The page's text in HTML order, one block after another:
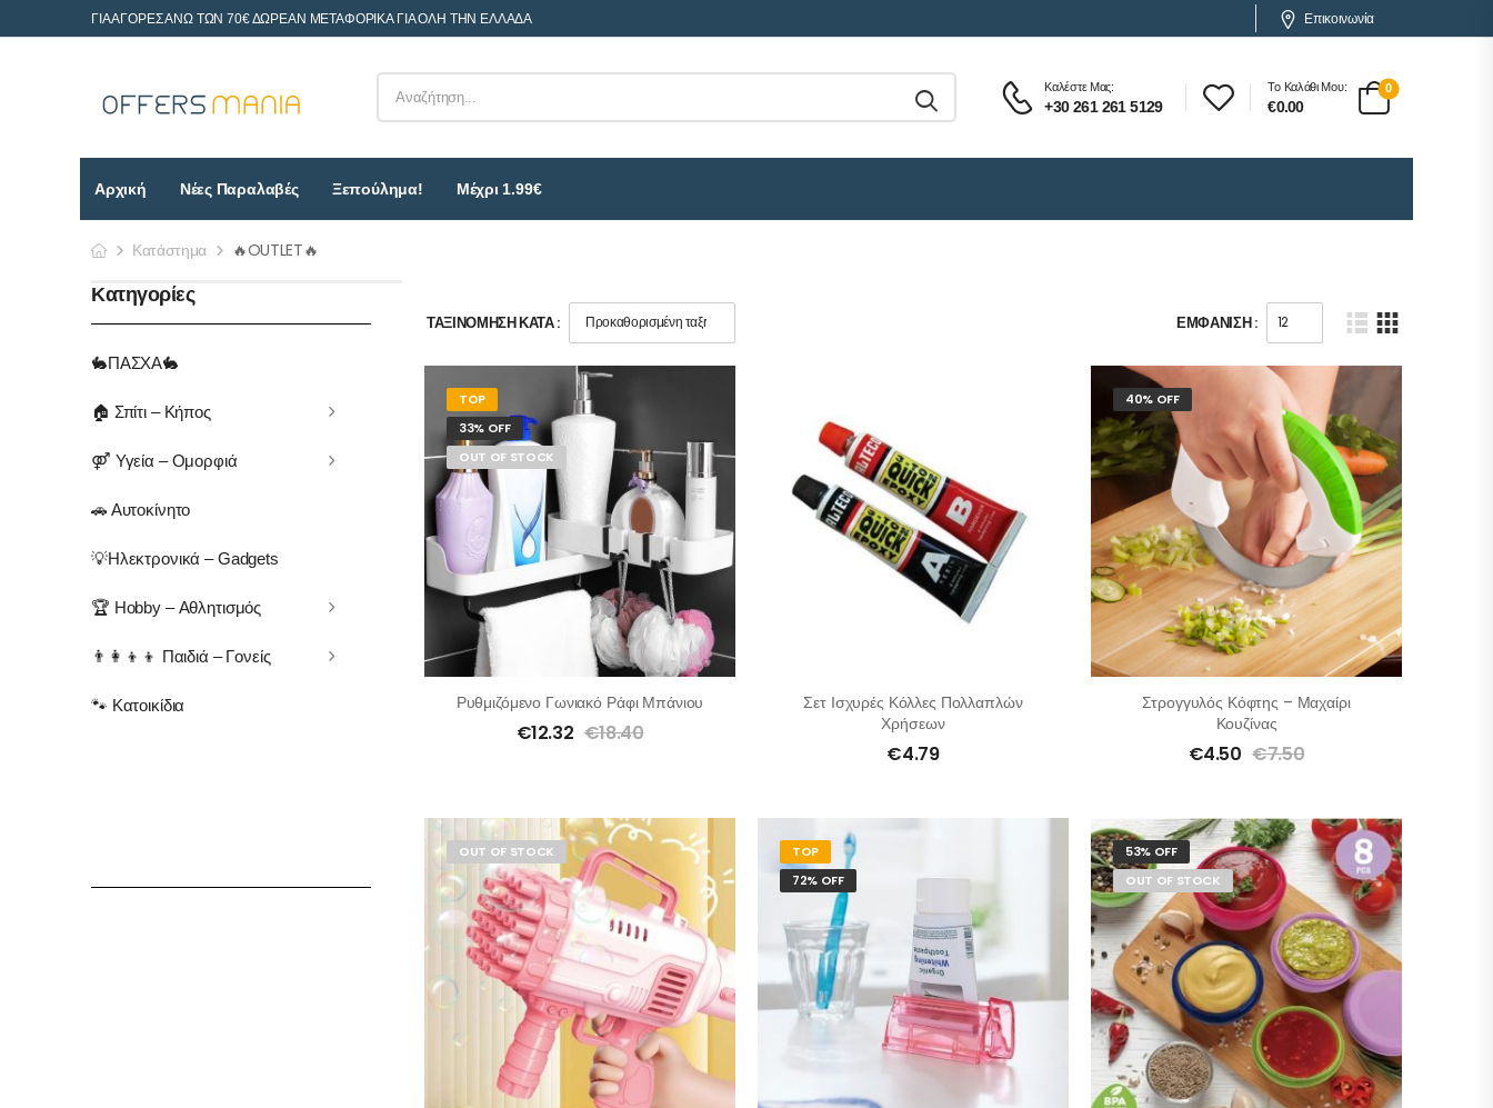
ΓΙΑ ΑΓΟΡΕΣ ΑΝΩ ΤΩΝ 70€ ΔΩΡΕΑΝ ΜΕΤΑΦΟΡΙΚΑ ΓΙΑ ΟΛΗ ΤΗΝ ΕΛΛΑΔΑ Επικοινωνία
Καλέστε Μας:
+30 261 261 5129
Το Καλάθι Μου:
€0.00
0
Αρχική Νέες Παραλαβές Ξεπούλημα! Μέχρι 1.99€
Κατάστημα
🔥OUTLET🔥
Κατηγορίες
🐇ΠΑΣΧΑ🐇
🏠 Σπίτι – Κήπος
⚤ Υγεία – Ομορφιά
🚗 Αυτοκίνητο
💡Ηλεκτρονικά – Gadgets
🏆 Hobby – Αθλητισμός
👨‍👩‍👦‍👦 Παιδιά – Γονείς
🐾 Κατοικίδια
ΤΑΞΙΝΌΜΗΣΗ ΚΑΤΆ : ΕΜΦΆΝΙΣΗ :
TOP
33% OFF
OUT OF STOCK
Ρυθμιζόμενο Γωνιακό Ράφι Μπάνιου
€12.32 €18.40
Σετ Ισχυρές Κόλλες Πολλαπλών
Χρήσεων
€4.79
40% OFF
Στρογγυλός Κόφτης – Μαχαίρι
Κουζίνας
€4.50 €7.50
OUT OF STOCK
TOP
72% OFF
53% OFF
OUT OF STOCK